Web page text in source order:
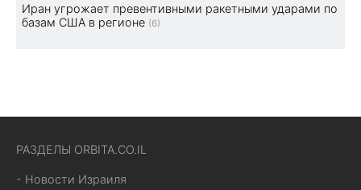
Иран угрожает превентивными ракетными ударами по
базам США в регионе (6)
РАЗДЕЛЫ ORBITA.CO.IL
- Новости Израиля